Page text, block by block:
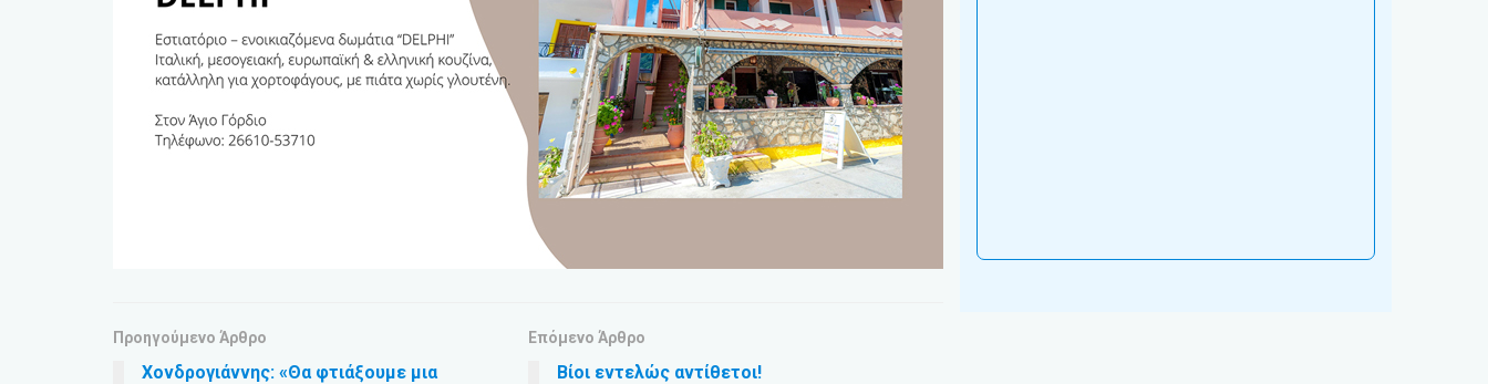
Προηγούμενο Άρθρο
Χονδρογιάννης: «Θα φτιάξουμε μια
Επόμενο Άρθρο
Βίοι εντελώς αντίθετοι!